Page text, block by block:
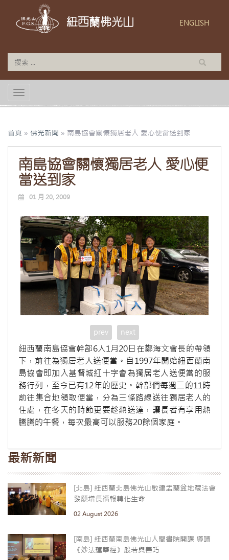
紐西蘭佛光山 ENGLISH
TOGGLE NAVIGATION
首頁 » 佛光新聞 » 南島協會關懷獨居老人 愛心便當送到家
南島協會關懷獨居老人 愛心便
當送到家
01 月 20, 2009
prev next
紐西蘭南島協會幹部6人1月20日在鄭海文會長的帶領
下，前往為獨居老人送便當。自1997年開始紐西蘭南
島協會即加入基督城紅十字會為獨居老人送便當的服
務行列，至今已有12年的歷史。幹部們每週二的11時
前往集合地領取便當，分為三條路線送往獨居老人的
住處，在冬天的時節更要趁熱送達，讓長者有享用熱
騰騰的午餐，每次最高可以服務20餘個家庭。
最新新聞
[北島] 紐西蘭北島佛光山啟建盂蘭盆地藏法會
發願增長福報轉化生命
02 August 2026
[南島] 紐西蘭南島佛光山人間書院開課 導讀
《妙法蓮華經》般若與善巧